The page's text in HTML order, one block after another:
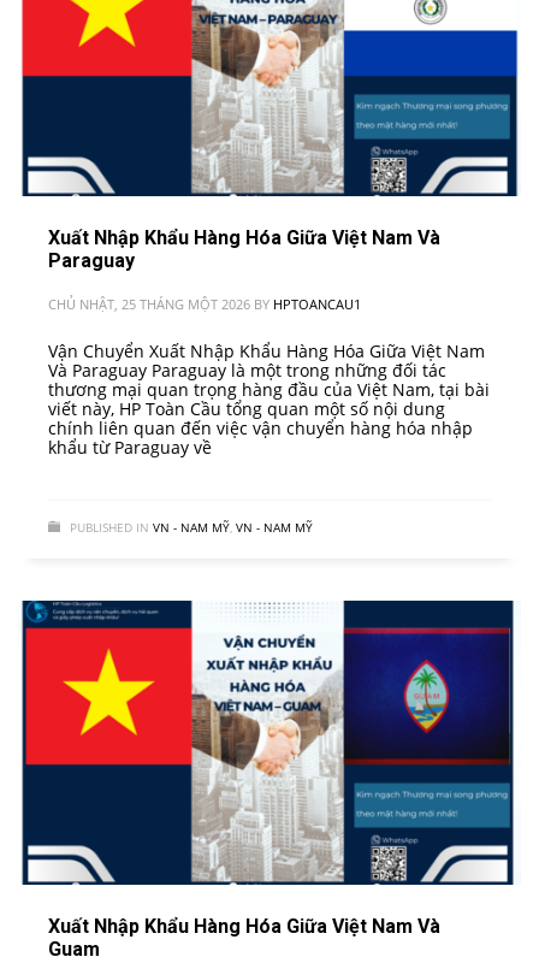
Xuất Nhập Khẩu Hàng Hóa Giữa Việt Nam Và
Paraguay
CHỦ NHẬT, 25 THÁNG MỘT 2026 BY HPTOANCAU1
Vận Chuyển Xuất Nhập Khẩu Hàng Hóa Giữa Việt Nam
Và Paraguay Paraguay là một trong những đối tác
thương mại quan trọng hàng đầu của Việt Nam, tại bài
viết này, HP Toàn Cầu tổng quan một số nội dung
chính liên quan đến việc vận chuyển hàng hóa nhập
khẩu từ Paraguay về
PUBLISHED IN VN - NAM MỸ, VN - NAM MỸ
Xuất Nhập Khẩu Hàng Hóa Giữa Việt Nam Và
Guam